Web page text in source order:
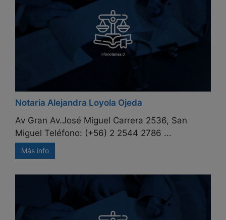
Notaria Alejandra Loyola Ojeda
Av Gran Av.José Miguel Carrera 2536, San
Miguel Teléfono: (+56) 2 2544 2786 ...
Más info